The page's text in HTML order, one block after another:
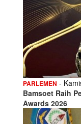
PARLEMEN -
Bamsoet Raih
Awards 2026